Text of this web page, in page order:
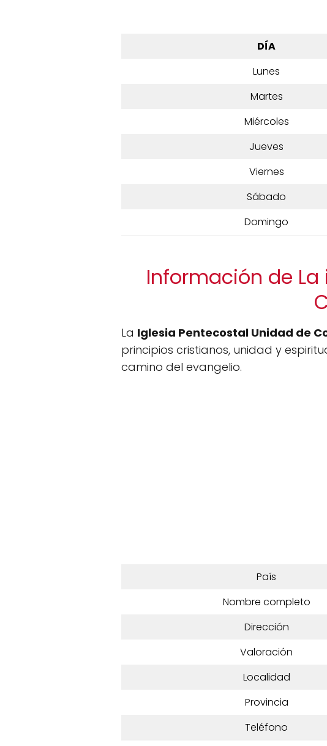
DÍA
Lunes
Martes
Miércoles
Jueves
Viernes
Sábado
Domingo
Información de
La Iglesia Pentecostal Unidad de
principios cristianos, unidad y
camino del evangelio.
País
Nombre completo
Dirección
Valoración
Localidad
Provincia
Teléfono